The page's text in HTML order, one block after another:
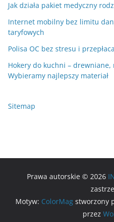
Jak działa pakiet medyczny
Internet mobilny bez limitu
taryfowych
Polisa OC bez stresu i
Hokery do kuchni –
Wybieramy najlepszy materiał
Sitemap
Prawa autorskie © 2026
Motyw: ColorMagstworzony
przez